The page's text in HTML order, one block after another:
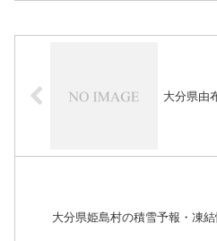
大分県由
大分県姫島村の積雪予報・凍結